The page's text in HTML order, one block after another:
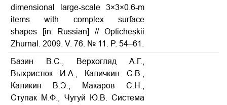
dimensional large-scale 3×3×0.6-m
items with complex surface
shapes [in Russian] // Opticheskii
Zhurnal. 2009. V. 76. № 11. P. 54–61.
Базин В.С., Верхогляд А.Г.,
Выхристюк И.А., Каличкин С.В.,
Каликин В.Э., Макаров С.Н.,
Ступак М.Ф., Чугуй Ю.В. Система